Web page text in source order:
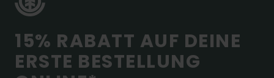
15% RABATT AUF DEINE
ERSTE BESTELLUNG